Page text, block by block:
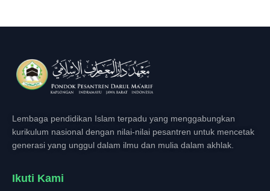
Lembaga pendidikan Islam terpadu yang menggabungkan
kurikulum nasional dengan nilai-nilai pesantren untuk mencetak
generasi yang unggul dalam ilmu dan mulia dalam akhlak.
Ikuti Kami